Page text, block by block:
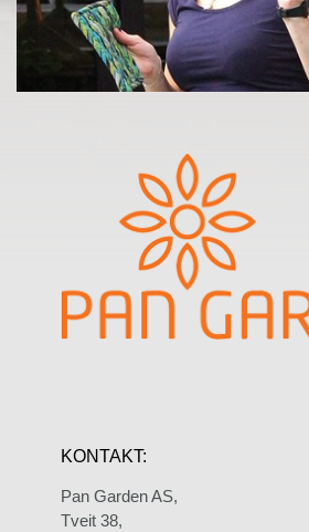
KONTAKT:
Pan Garden AS,
Tveit 38,